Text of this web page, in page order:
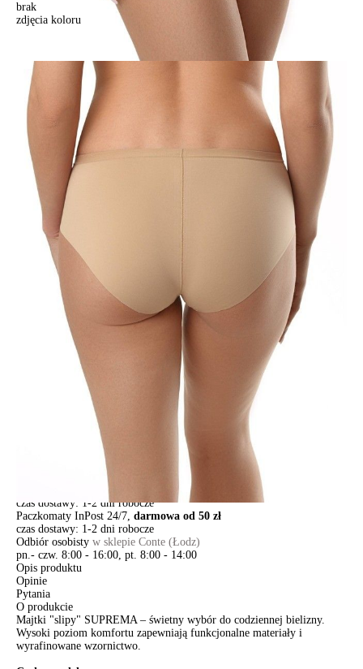
brak
zdjęcia koloru
Majtki "slipy" SUPREMA RP3019, r. 102, cielisty
Majtki "slipy" SUPREMA RP3019, r. 102, cielisty
70,90 zł
Kolory:
BRAK
ZDJĘCIA
BRAK
ZDJĘCIA
BRAK
ZDJĘCIA
BRAK
ZDJĘCIA
BRAK
ZDJĘCIA
Rozmiary:
Tabela rozmiarów
+
DODAJ DO KOSZYKA
Jak złożyć zamówienie
POWIADOM MNIE O DOSTĘPNOŚCI
ПОЛУЧИТЬ ПО EMAIL
darmowa od 99 zł
czas dostawy: 1-2 dni robocze
Paczkomaty InPost 24/7, darmowa od 50 zł
czas dostawy: 1-2 dni robocze
Odbiór osobisty w sklepie Conte (Łodz)
pn.- czw. 8:00 - 16:00, pt. 8:00 - 14:00
Opis produktu
Opinie
Pytania
O produkcie
Majtki "slipy" SUPREMA – świetny wybór do codziennej bielizny.
Wysoki poziom komfortu zapewniają funkcjonalne materiały i
wyrafinowane wzornictwo.